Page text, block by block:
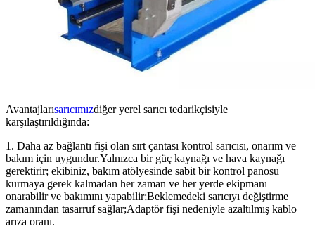
Avantajlarısarıcımızdiğer yerel sarıcı tedarikçisiyle
karşılaştırıldığında:
1. Daha az bağlantı fişi olan sırt çantası kontrol sarıcısı, onarım ve
bakım için uygundur.Yalnızca bir güç kaynağı ve hava kaynağı
gerektirir; ekibiniz, bakım atölyesinde sabit bir kontrol panosu
kurmaya gerek kalmadan her zaman ve her yerde ekipmanı
onarabilir ve bakımını yapabilir;Beklemedeki sarıcıyı değiştirme
zamanından tasarruf sağlar;Adaptör fişi nedeniyle azaltılmış kablo
arıza oranı.